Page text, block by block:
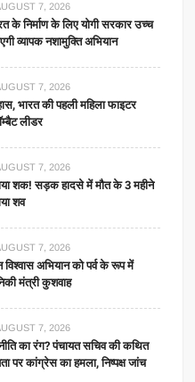
7, 2026
के निर्माण के लिए योगी सरकार उच्च
व्यापक नशामुक्ति अभियान
7, 2026
भारत की पहली महिला फाइटर
लीडर
7, 2026
शक! सड़क हादसे में मौत के 3 महीने
शव
7, 2026
अभियान को पर्व के रूप में
मंत्री कुशवाह
7, 2026
का रंग? पंचायत सचिव की कथित
पर कांग्रेस का हमला, निष्पक्ष जांच